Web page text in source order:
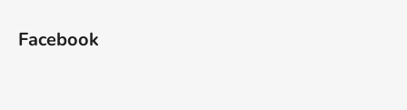
Facebook